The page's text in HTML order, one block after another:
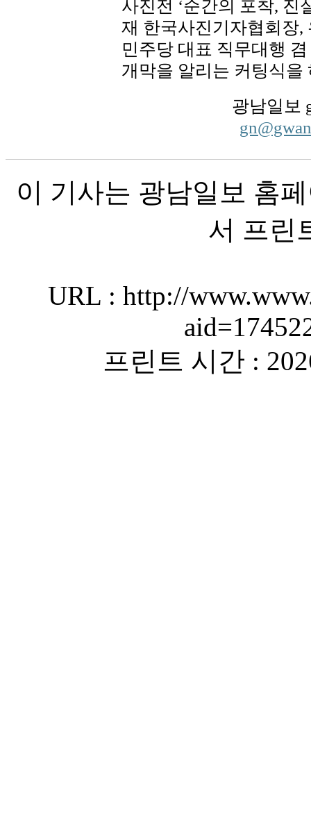
사진전 ‘순간의 포착, 진
재 한국사진기자협회장,
민주당 대표 직무대행
개막을 알리는 커팅식을
광남일
이 기사는 광남일보 홈
서 프린
URL : http://
프린트 시간 :